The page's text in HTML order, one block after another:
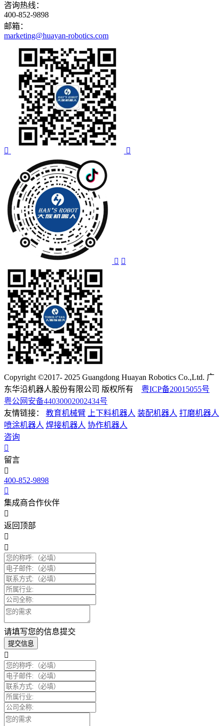
咨询热线：
400-852-9898
邮箱：
marketing@huayan-robotics.com
Copyright ©2017- 2025 Guangdong Huayan Robotics Co.,Ltd. 广
东华沿机器人股份有限公司 版权所有 粤ICP备20015055号
粤公网安备44030002002434号
友情链接：
教育机械臂 上下料机器人 装配机器人 打磨机器人
喷涂机器人 焊接机器人 协作机器人
咨询
留言
400-852-9898
集成商合作伙伴
返回顶部
请填写您的信息提交
提交信息